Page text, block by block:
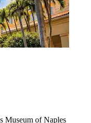
Museum of Naples